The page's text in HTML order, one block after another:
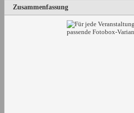
Zusammenfassung